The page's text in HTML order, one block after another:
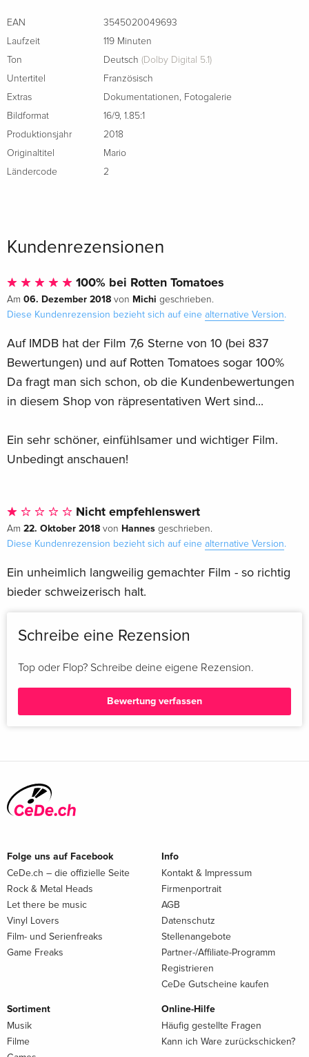
EAN
3545020049693
Laufzeit
119 Minuten
Ton
Deutsch (Dolby Digital 5.1)
Untertitel
Französisch
Extras
Dokumentationen, Fotogalerie
Bildformat
16/9, 1.85:1
Produktionsjahr
2018
Originaltitel
Mario
Ländercode
2
Kundenrezensionen
100% bei Rotten Tomatoes
Am 06. Dezember 2018 von Michi geschrieben.
Diese Kundenrezension bezieht sich auf eine alternative Version.
Auf IMDB hat der Film 7,6 Sterne von 10 (bei 837
Bewertungen) und auf Rotten Tomatoes sogar 100%
Da fragt man sich schon, ob die Kundenbewertungen
in diesem Shop von räpresentativen Wert sind...
Ein sehr schöner, einfühlsamer und wichtiger Film.
Unbedingt anschauen!
Nicht empfehlenswert
Am 22. Oktober 2018 von Hannes geschrieben.
Diese Kundenrezension bezieht sich auf eine alternative Version.
Ein unheimlich langweilig gemachter Film - so richtig
bieder schweizerisch halt.
Schreibe eine Rezension
Top oder Flop? Schreibe deine eigene Rezension.
Bewertung verfassen
Folge uns auf Facebook
CeDe.ch – die offizielle Seite
Rock & Metal Heads
Let there be music
Vinyl Lovers
Film- und Serienfreaks
Game Freaks
Info
Kontakt & Impressum
Firmenportrait
AGB
Datenschutz
Stellenangebote
Partner-/Affiliate-Programm
Registrieren
CeDe Gutscheine kaufen
Sortiment
Musik
Filme
Online-Hilfe
Häufig gestellte Fragen
Kann ich Ware zurückschicken?